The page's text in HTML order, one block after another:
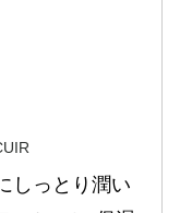
しっとり潤い